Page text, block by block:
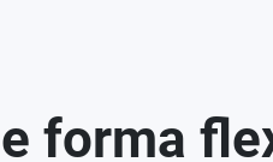
forma